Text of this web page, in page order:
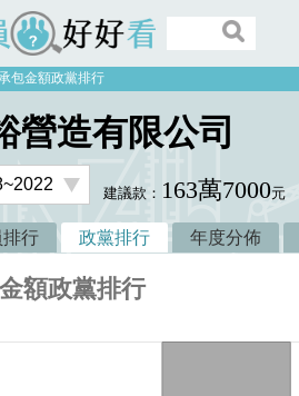
看
包金額政黨排行
營造有限公司
建議款： 163萬7000元
行 政黨排行 年度分佈
額政黨排行